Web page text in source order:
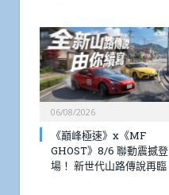
06/08/2026
《巔峰極速》x《MF
GHOST》8/6 聯動震撼登
場！ 新世代山路傳說再臨